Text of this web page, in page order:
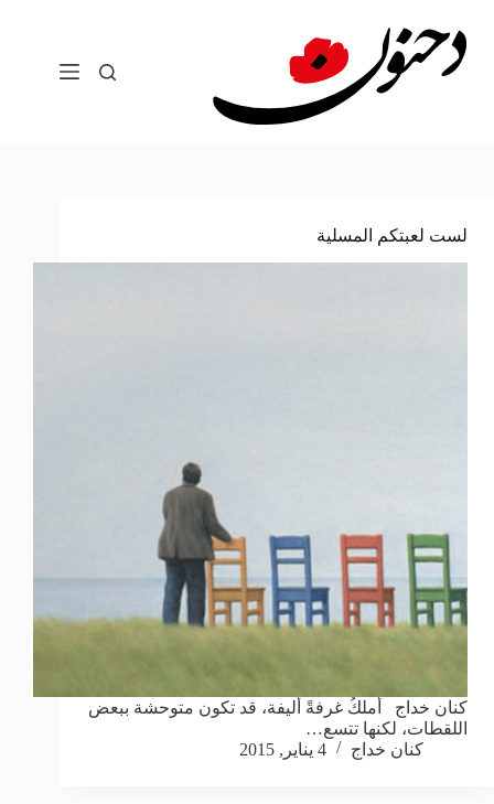
المحتوى
لست لعبتكم المسلية
كنان خداج أملكُ غرفةً أليفة، قد تكون متوحشة ببعض
اللقطات، لكنها تتسع…
كنان خداج
4 يناير, 2015